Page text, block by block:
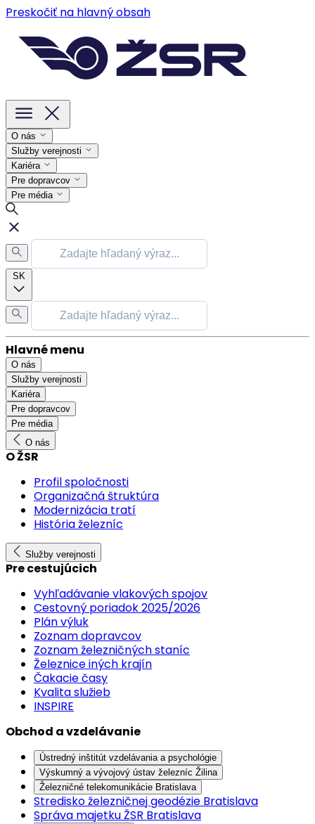
Preskočiť na hlavný obsah
O nás
Služby verejnosti
Kariéra
Pre dopravcov
Pre média
SK
Hlavné menu
O nás
Služby verejnosti
Kariéra
Pre dopravcov
Pre média
O nás
O ŽSR
Profil spoločnosti
Organizačná štruktúra
Modernizácia tratí
História železníc
Služby verejnosti
Pre cestujúcich
Vyhľadávanie vlakových spojov
Cestovný poriadok 2025/2026
Plán výluk
Zoznam dopravcov
Zoznam železničných staníc
Železnice iných krajín
Čakacie časy
Kvalita služieb
INSPIRE
Obchod a vzdelávanie
Ústredný inštitút vzdelávania a psychológie
Výskumný a vývojový ústav železníc Žilina
Železničné telekomunikácie Bratislava
Stredisko železničnej geodézie Bratislava
Správa majetku ŽSR Bratislava